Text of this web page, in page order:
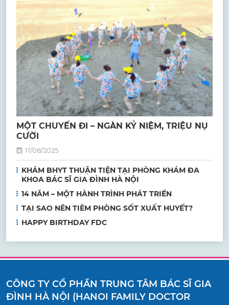
MỘT CHUYẾN ĐI – NGÀN KỶ NIỆM, TRIỆU NỤ
CƯỜI
11/08/2025
KHÁM BHYT THUẬN TIỆN TẠI PHÒNG KHÁM ĐA
KHOA BÁC SĨ GIA ĐÌNH HÀ NỘI
14 NĂM – MỘT HÀNH TRÌNH PHÁT TRIỂN
TẠI SAO NÊN TIÊM PHÒNG SỐT XUẤT HUYẾT?
HAPPY BIRTHDAY FDC
CÔNG TY CỔ PHẦN TRUNG TÂM BÁC SĨ GIA
ĐÌNH HÀ NỘI (HANOI FAMILY DOCTOR